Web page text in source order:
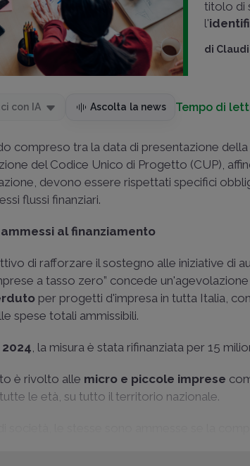
titolo di
l'
di
con IA Ascolta la news Tempo di
compreso tra la data di presentazione
del Codice Unico di Progetto (CUP),
devono essere rispettati specifici
flussi finanziari.
al finanziamento
di rafforzare il sostegno alle iniziative di
a tasso zero” concede
per progetti d'impresa in tutta Italia,
spese totali ammissibili.
2024, la misura è stata rifinanziata per 15
è rivolto alle micro e piccole imprese
le età, su tutto il territorio nazionale.